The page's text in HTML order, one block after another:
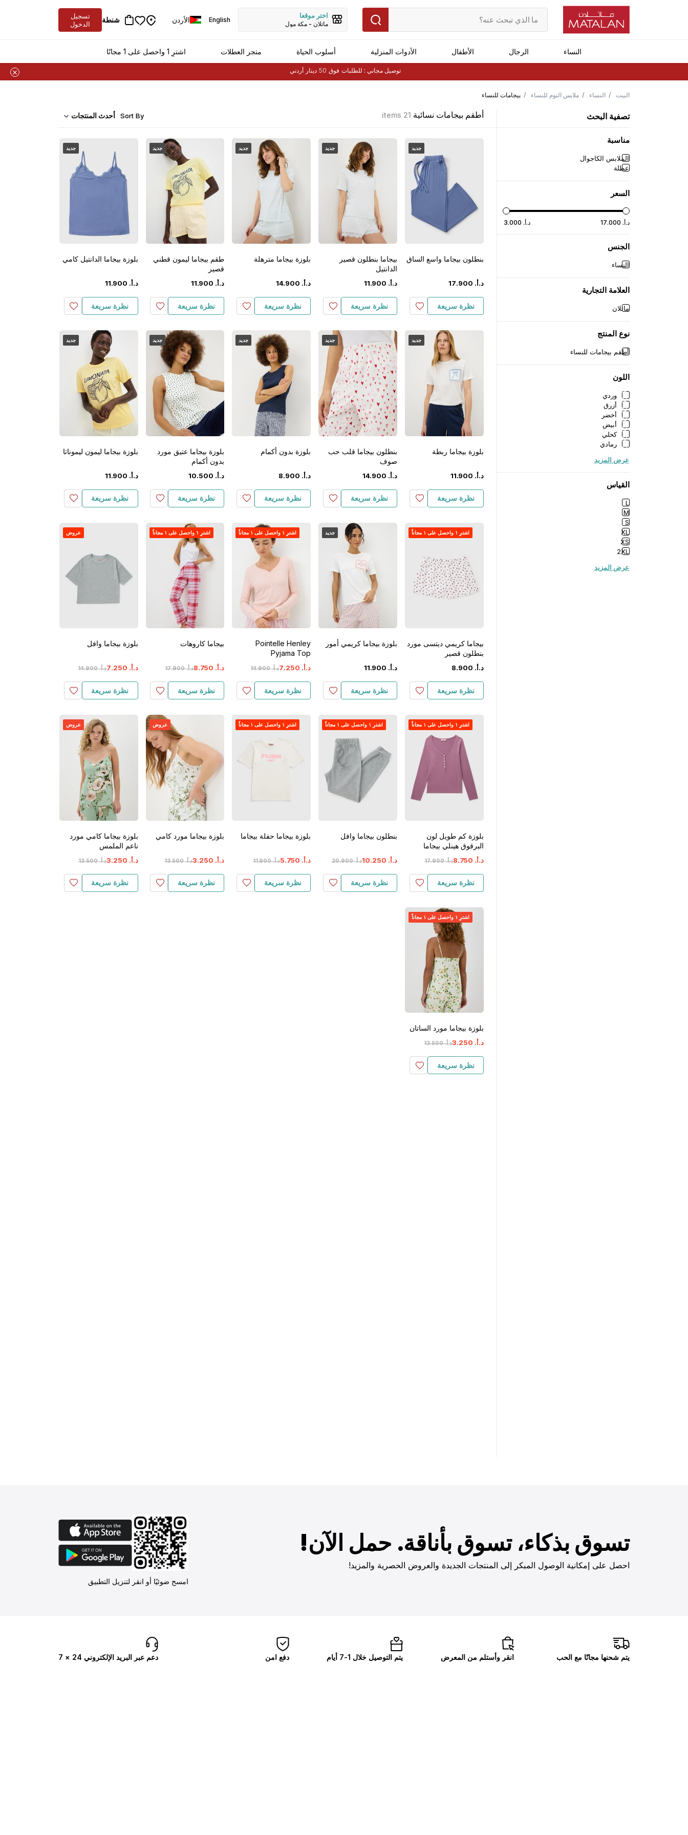
اختر موقعا
ماتلان - مكة مول
English الأردن شنطة
تسجيل
الدخول
النساء الرجال الأطفال الأدوات المنزلية أسلوب الحياة متجر العطلات اشترِ 1 واحصل على 1 مجانًا
توصيل مجاني : للطلبات فوق 50 دينار أردني
البيت النساء ملابس النوم للنساء بيجامات للنساء
تصفية البحث
مناسبة
الملابس الكاجوال
عطلة
السعر
د.أ. 3.000 د.أ. 17.000
الجنس
النساء
العلامة التجارية
ماتلان
نوع المنتج
أطقم بيجامات للنساء
اللون
وردي
أزرق
أخضر
أبيض
كحلي
رمادي
عرض المزيد
القياس
L
M
S
XL
XS
2XL
عرض المزيد
أطقم بيجامات نسائية 21 items
Sort By أحدث المنتجات
جديد
بنطلون بيجاما واسع الساق
د.أ. 17.900
نظرة سريعة
جديد
بيجاما بنطلون قصير
الدانتيل
د.أ. 11.900
نظرة سريعة
جديد
بلوزة بيجاما مترهلة
د.أ. 14.900
نظرة سريعة
جديد
طقم بيجاما ليمون قطني
قصير
د.أ. 11.900
نظرة سريعة
جديد
بلوزة بيجاما الدانتيل كامي
د.أ. 11.900
نظرة سريعة
جديد
بلوزة بيجاما ربطة
د.أ. 11.900
نظرة سريعة
جديد
بنطلون بيجاما قلب حب
صوف
د.أ. 14.900
نظرة سريعة
جديد
بلوزة بدون أكمام
د.أ. 8.900
نظرة سريعة
جديد
بلوزة بيجاما عتيق مورد
بدون أكمام
د.أ. 10.500
نظرة سريعة
جديد
بلوزة بيجاما ليمون ليموناتا
د.أ. 11.900
نظرة سريعة
اشترِ ١ واحصل على ١ مجاناً
بيجاما كريمي ديتسى مورد
بنطلون قصير
د.أ. 8.900
نظرة سريعة
جديد
بلوزة بيجاما كريمي أمور
د.أ. 11.900
نظرة سريعة
اشترِ ١ واحصل على ١ مجاناً
Pointelle Henley
Pyjama Top
د.أ.‏
14.900 د.أ. 7.250
نظرة سريعة
اشترِ ١ واحصل على ١ مجاناً
بيجاما كاروهات
د.أ.‏
17.900 د.أ. 8.750
نظرة سريعة
عروض
بلوزة بيجاما وافل
د.أ.‏
14.900 د.أ. 7.250
نظرة سريعة
اشترِ ١ واحصل على ١ مجاناً
بلوزة كم طويل لون
البرقوق هينلي بيجاما
د.أ.‏
17.900 د.أ. 8.750
نظرة سريعة
اشترِ ١ واحصل على ١ مجاناً
بنطلون بيجاما وافل
د.أ.‏
20.900 د.أ. 10.250
نظرة سريعة
اشترِ ١ واحصل على ١ مجاناً
بلوزة بيجاما حفلة بيجاما
د.أ.‏
11.900 د.أ. 5.750
نظرة سريعة
عروض
بلوزة بيجاما مورد كامي
د.أ.‏
13.500 د.أ. 3.250
نظرة سريعة
عروض
بلوزة بيجاما كامي مورد
ناعم الملمس
د.أ.‏
13.500 د.أ. 3.250
نظرة سريعة
اشترِ ١ واحصل على ١ مجاناً
بلوزة بيجاما مورد الساتان
د.أ.‏
13.500 د.أ. 3.250
نظرة سريعة
تسوق بذكاء، تسوق بأناقة. حمل الآن!
احصل على إمكانية الوصول المبكر إلى المنتجات الجديدة والعروض الحصرية والمزيد!
امسح ضوئيًا أو انقر لتنزيل التطبيق
يتم شحنها مجانًا مع الحب انقر وأستلم من المعرض يتم التوصيل خلال 1-7 أيام دفع امن دعم عبر البريد الإلكتروني 24 × 7